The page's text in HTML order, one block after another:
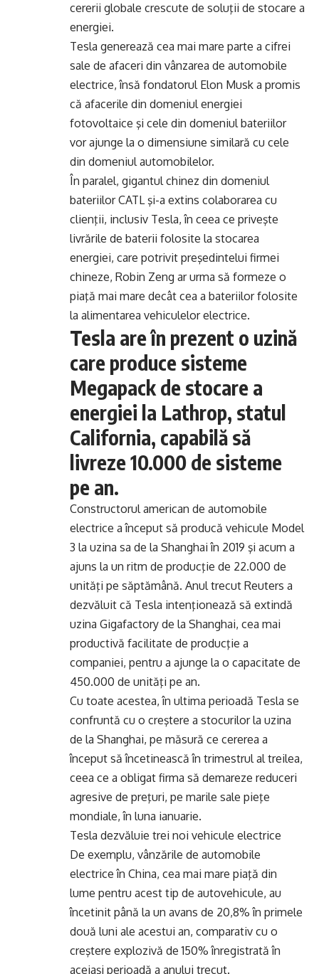
cererii globale crescute de soluţii de stocare a
energiei.
Tesla generează cea mai mare parte a cifrei
sale de afaceri din vânzarea de automobile
electrice, însă fondatorul Elon Musk a promis
că afacerile din domeniul energiei
fotovoltaice şi cele din domeniul bateriilor
vor ajunge la o dimensiune similară cu cele
din domeniul automobilelor.
În paralel, gigantul chinez din domeniul
bateriilor CATL şi-a extins colaborarea cu
clienţii, inclusiv Tesla, în ceea ce priveşte
livrările de baterii folosite la stocarea
energiei, care potrivit preşedintelui firmei
chineze, Robin Zeng ar urma să formeze o
piaţă mai mare decât cea a bateriilor folosite
la alimentarea vehiculelor electrice.
Tesla are în prezent o uzină
care produce sisteme
Megapack de stocare a
energiei la Lathrop, statul
California, capabilă să
livreze 10.000 de sisteme
pe an.
Constructorul american de automobile
electrice a început să producă vehicule Model
3 la uzina sa de la Shanghai în 2019 şi acum a
ajuns la un ritm de producţie de 22.000 de
unităţi pe săptămână. Anul trecut Reuters a
dezvăluit că Tesla intenţionează să extindă
uzina Gigafactory de la Shanghai, cea mai
productivă facilitate de producţie a
companiei, pentru a ajunge la o capacitate de
450.000 de unităţi pe an.
Cu toate acestea, în ultima perioadă Tesla se
confruntă cu o creştere a stocurilor la uzina
de la Shanghai, pe măsură ce cererea a
început să încetinească în trimestrul al treilea,
ceea ce a obligat firma să demareze reduceri
agresive de preţuri, pe marile sale pieţe
mondiale, în luna ianuarie.
Tesla dezvăluie trei noi vehicule electrice
De exemplu, vânzările de automobile
electrice în China, cea mai mare piaţă din
lume pentru acest tip de autovehicule, au
încetinit până la un avans de 20,8% în primele
două luni ale acestui an, comparativ cu o
creştere explozivă de 150% înregistrată în
aceiaşi perioadă a anului trecut.